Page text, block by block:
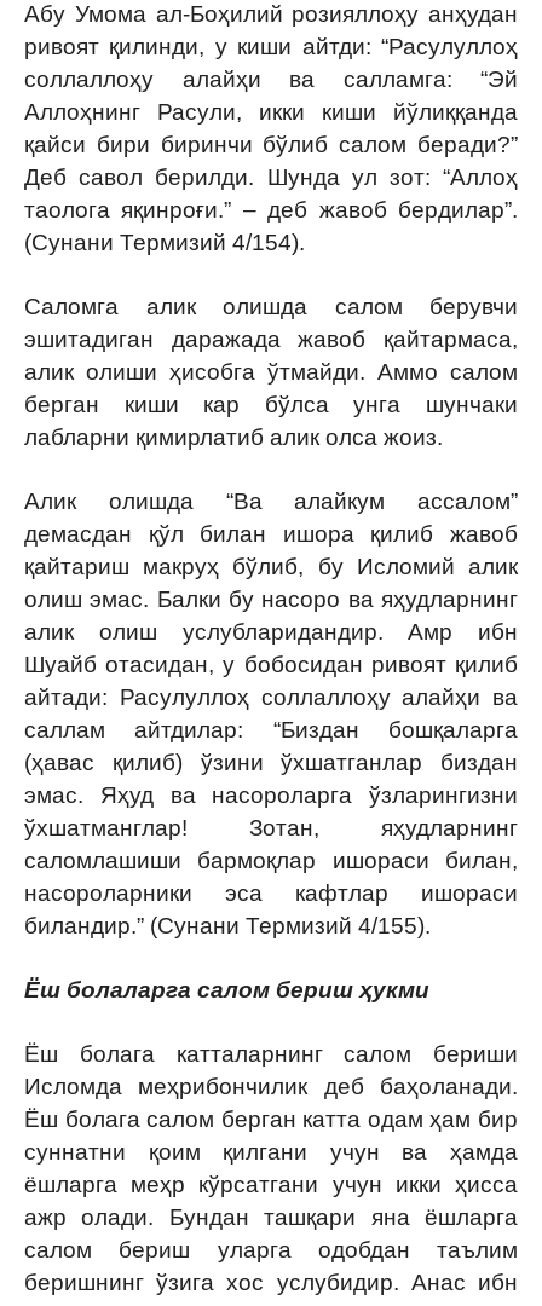
Абу Умома ал-Боҳилий розияллоҳу анҳудан
ривоят қилинди, у киши айтди: “Расулуллоҳ
соллаллоҳу алайҳи ва салламга: “Эй
Аллоҳнинг Расули, икки киши йўлиққанда
қайси бири биринчи бўлиб салом беради?”
Деб савол берилди. Шунда ул зот: “Аллоҳ
таолога яқинроғи.” – деб жавоб бердилар”.
(Сунани Термизий 4/154).
Саломга алик олишда салом берувчи
эшитадиган даражада жавоб қайтармаса,
алик олиши ҳисобга ўтмайди. Аммо салом
берган киши кар бўлса унга шунчаки
лабларни қимирлатиб алик олса жоиз.
Алик олишда “Ва алайкум ассалом”
демасдан қўл билан ишора қилиб жавоб
қайтариш макруҳ бўлиб, бу Исломий алик
олиш эмас. Балки бу насоро ва яҳудларнинг
алик олиш услубларидандир. Амр ибн
Шуайб отасидан, у бобосидан ривоят қилиб
айтади: Расулуллоҳ соллаллоҳу алайҳи ва
саллам айтдилар: “Биздан бошқаларга
(ҳавас қилиб) ўзини ўхшатганлар биздан
эмас. Яҳуд ва насороларга ўзларингизни
ўхшатманглар! Зотан, яҳудларнинг
саломлашиши бармоқлар ишораси билан,
насороларники эса кафтлар ишораси
биландир.” (Сунани Термизий 4/155).
Ёш болаларга салом бериш ҳукми
Ёш болага катталарнинг салом бериши
Исломда меҳрибончилик деб баҳоланади.
Ёш болага салом берган катта одам ҳам бир
суннатни қоим қилгани учун ва ҳамда
ёшларга меҳр кўрсатгани учун икки ҳисса
ажр олади. Бундан ташқари яна ёшларга
салом бериш уларга одобдан таълим
беришнинг ўзига хос услубидир. Анас ибн